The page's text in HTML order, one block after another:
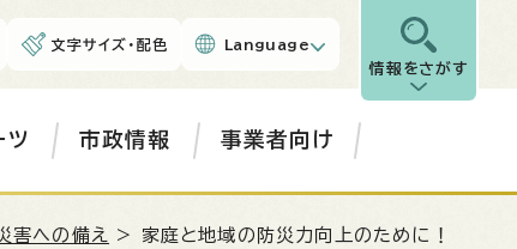
文字サイズ・配色 Language
情報をさがす
ツ 市政情報 事業者向け
害への備え
> 家庭と地域の防災力向上のために！